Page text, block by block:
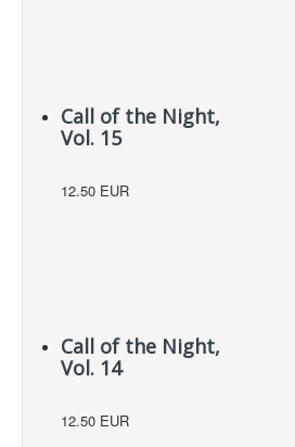
Call of the Night,
Vol. 15
12.50 EUR
Call of the Night,
Vol. 14
12.50 EUR